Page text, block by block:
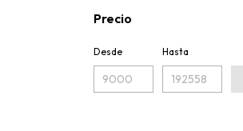
Precio
Desde Hasta